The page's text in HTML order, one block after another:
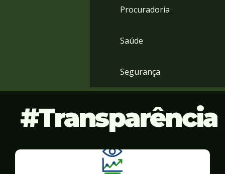
Procuradoria
Saúde
Segurança
Transparência